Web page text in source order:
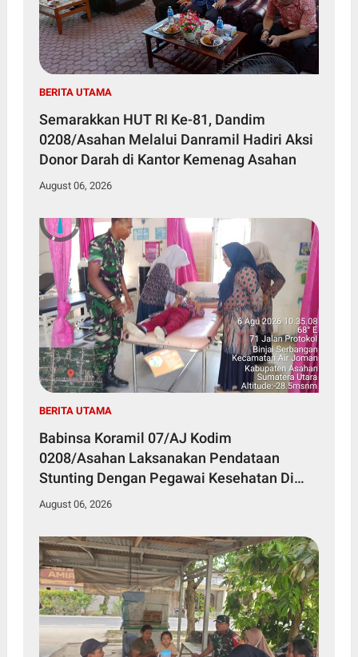
BERITA UTAMA
Semarakkan HUT RI Ke-81, Dandim
0208/Asahan Melalui Danramil Hadiri Aksi
Donor Darah di Kantor Kemenag Asahan
August 06, 2026
BERITA UTAMA
Babinsa Koramil 07/AJ Kodim
0208/Asahan Laksanakan Pendataan
Stunting Dengan Pegawai Kesehatan Di
Puskesmas
August 06, 2026